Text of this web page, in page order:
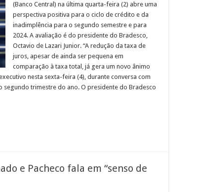
deve
conter
inadimplência,
diz
do
Bradesco
(Banco Central) na última quarta-feira (2) abre uma
perspectiva positiva para o ciclo de crédito e da
inadimplência para o segundo semestre e para
2024. A avaliação é do presidente do Bradesco,
Octavio de Lazari Junior. “A redução da taxa de
juros, apesar de ainda ser pequena em
comparação à taxa total, já gera um novo ânimo
nesta sexta-feira (4), durante conversa com
trimestre do ano. O presidente do Bradesco
e Pacheco fala em “senso de